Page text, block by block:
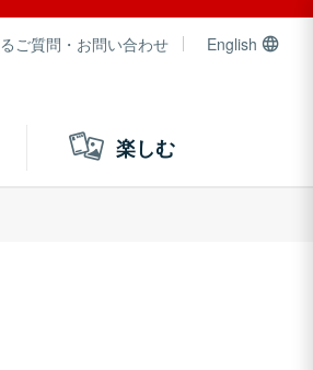
ご質問・お問い合わせ English
楽しむ